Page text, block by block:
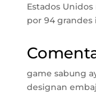
Estados
por 94 grandes
game sabung
designan